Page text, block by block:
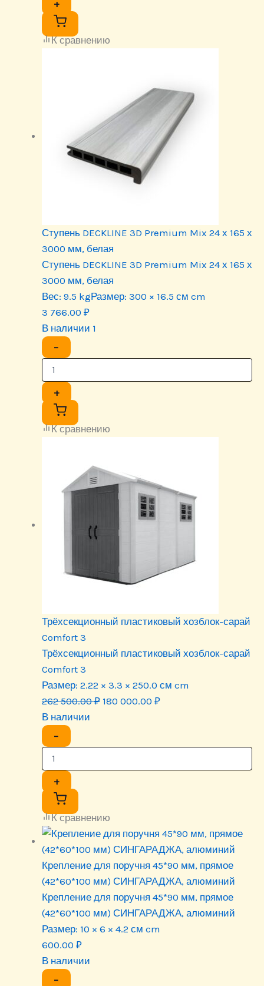
+
К сравнению
Ступень DECKLINE 3D Premium Mix 24 х 165 х
3000 мм, белая
Ступень DECKLINE 3D Premium Mix 24 х 165 х
3000 мм, белая
Вес: 9.5 kgРазмер: 300 × 16.5 см cm
3 766.00 ₽
В наличии 1
−
+
К сравнению
Трёхсекционный пластиковый хозблок-сарай
Comfort 3
Трёхсекционный пластиковый хозблок-сарай
Comfort 3
Размер: 2.22 × 3.3 × 250.0 см cm
262 500.00₽ Первоначальная
262
180 000.00 ₽Текущая
000.00 ₽.
В наличии
−
+
К сравнению
Крепление для поручня 45*90 мм, прямое
(42*60*100 мм) СИНГАРАДЖА, алюминий
Крепление для поручня 45*90 мм, прямое
(42*60*100 мм) СИНГАРАДЖА, алюминий
Размер: 10 × 6 × 4.2 см cm
600.00 ₽
В наличии
−